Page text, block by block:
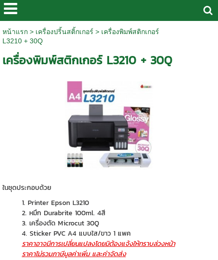
หน้าแรก> เครื่องปริ้นสติ้กเกอร์ > เครื่องพิมพ์สติกเกอร์
L3210 + 30Q
เครื่องพิมพ์สติกเกอร์ L3210 + 30Q
ในชุดประกอบด้วย
1. Printer Epson L3210
2. หมึก Durabrite 100ml. 4สี
3. เครื่องตัด Microcut 30Q
4. Sticker PVC A4 แบบใส/ขาว 1 แพค
ราคาอาจมีการเปลี่ยนแปลงโดยมิต้องแจ้งให้ทราบล่วงหน้า
ราคาไม่รวมภาษีมูลค่าเพิ่ม และค่าจัดส่ง